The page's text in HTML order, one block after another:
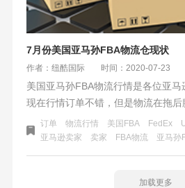
7月份美国亚马孙FBA物流仓现状
作者：纽酷国际 时间：2020-07-23
美国亚马孙FBA物流行情是各位亚马
现在行情订单不错，但是物流在拖后
现状会怎么样？最近美国加紧了复
出现了二次疫情爆发，对FBA物流会
订单 物流行情 美国FBA FedEx
亚马逊卖家
卖家 FBA物流 亚马孙
加载更多